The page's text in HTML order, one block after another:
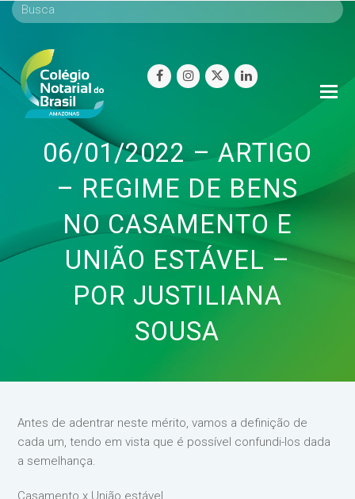
facebookinstagram
twitterlinkedin
06/01/2022 – ARTIGO
– REGIME DE BENS
NO CASAMENTO E
UNIÃO ESTÁVEL –
POR JUSTILIANA
SOUSA
Antes de adentrar neste mérito, vamos a definição de
cada um, tendo em vista que é possível confundi-los dada
a semelhança.
Casamento x União estável